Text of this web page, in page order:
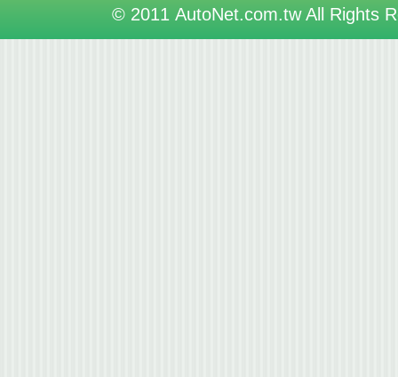
© 2011 AutoNet.com.tw All Rights